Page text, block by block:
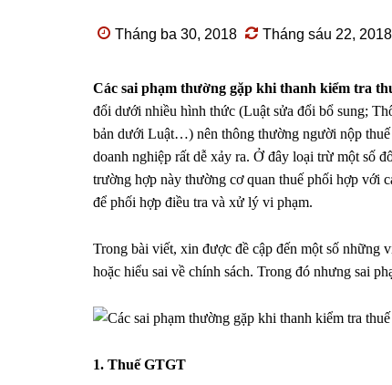
Tháng ba 30, 2018 Tháng sáu 22, 2018
Các sai phạm thường gặp khi thanh kiểm tra
đổi dưới nhiều hình thức (Luật sửa đổi bổ sung;
bản dưới Luật…) nên thông thường người nộp
doanh nghiệp rất dễ xảy ra. Ở đây loại trừ một số
trường hợp này thường cơ quan thuế phối hợp với
để phối hợp điều tra và xử lý vi phạm.
Trong bài viết, xin được đề cập đến một số những
hoặc hiểu sai về chính sách. Trong đó nhưng sai
1. Thuế GTGT